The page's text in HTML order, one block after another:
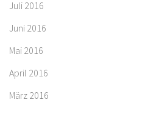
Juli 2016
Juni 2016
Mai 2016
April 2016
März 2016